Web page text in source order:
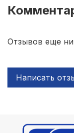
Отзывов еще
Написать